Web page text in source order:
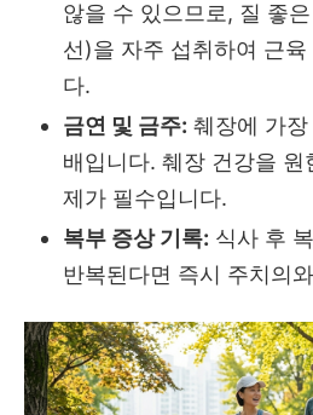
않을 수 있으므로, 질 좋
선)을 자주 섭취하여 근
다.
금연 및 금주: 췌장에 가
배입니다. 췌장 건강을 원
제가 필수입니다.
복부 증상 기록: 식사 후
반복된다면 즉시 주치의